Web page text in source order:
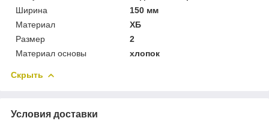
Ширина
150 мм
Материал
ХБ
Размер
2
Материал основы
хлопок
Скрыть
Условия доставки